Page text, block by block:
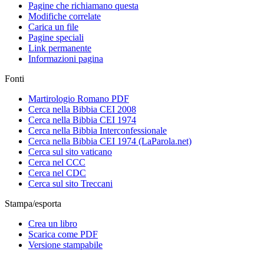
Pagine che richiamano questa
Modifiche correlate
Carica un file
Pagine speciali
Link permanente
Informazioni pagina
Fonti
Martirologio Romano PDF
Cerca nella Bibbia CEI 2008
Cerca nella Bibbia CEI 1974
Cerca nella Bibbia Interconfessionale
Cerca nella Bibbia CEI 1974 (LaParola.net)
Cerca sul sito vaticano
Cerca nel CCC
Cerca nel CDC
Cerca sul sito Treccani
Stampa/esporta
Crea un libro
Scarica come PDF
Versione stampabile